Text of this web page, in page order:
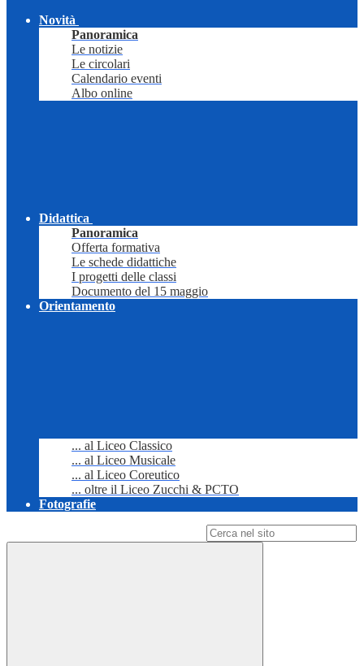
Novità
Panoramica
Le notizie
Le circolari
Calendario eventi
Albo online
Didattica
Panoramica
Offerta formativa
Le schede didattiche
I progetti delle classi
Documento del 15 maggio
Orientamento
... al Liceo Classico
... al Liceo Musicale
... al Liceo Coreutico
... oltre il Liceo Zucchi & PCTO
Fotografie